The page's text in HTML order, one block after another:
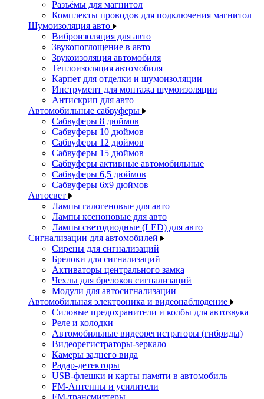
Разъёмы для магнитол
Комплекты проводов для подключения магнитол
Шумоизоляция авто
Виброизоляция для авто
Звукопоглощение в авто
Звукоизоляция автомобиля
Теплоизоляция автомобиля
Карпет для отделки и шумоизоляции
Инструмент для монтажа шумоизоляции
Антискрип для авто
Автомобильные сабвуферы
Сабвуферы 8 дюймов
Сабвуферы 10 дюймов
Сабвуферы 12 дюймов
Сабвуферы 15 дюймов
Сабвуферы активные автомобильные
Сабвуферы 6,5 дюймов
Сабвуферы 6x9 дюймов
Автосвет
Лампы галогеновые для авто
Лампы ксеноновые для авто
Лампы светодиодные (LED) для авто
Сигнализации для автомобилей
Сирены для сигнализаций
Брелоки для сигнализаций
Активаторы центрального замка
Чехлы для брелоков сигнализаций
Модули для автосигнализации
Автомобильная электроника и видеонаблюдение
Силовые предохранители и колбы для автозвука
Реле и колодки
Автомобильные видеорегистраторы (гибриды)
Видеорегистраторы-зеркало
Камеры заднего вида
Радар-детекторы
USB-флешки и карты памяти в автомобиль
FM-Антенны и усилители
FM-трансмиттеры